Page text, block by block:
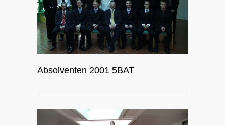
Absolventen 2001 5BAT